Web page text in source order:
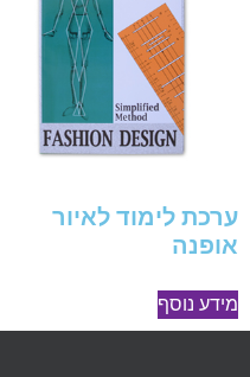
ערכת לימוד לאיור
אופנה
מידע נוסף